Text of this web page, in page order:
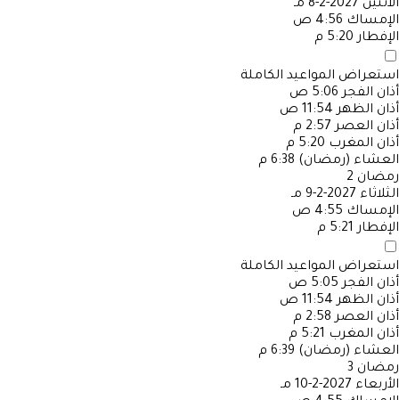
الاثنين 2027-2-8 مـ
الإمساك 4:56 ص
الإفطار 5:20 م
استعراض المواعيد الكاملة
أذان الفجر 5:06 ص
أذان الظهر 11:54 ص
أذان العصر 2:57 م
أذان المغرب 5:20 م
العشاء (رمضان) 6:38 م
رمضان 2
الثلاثاء 2027-2-9 مـ
الإمساك 4:55 ص
الإفطار 5:21 م
استعراض المواعيد الكاملة
أذان الفجر 5:05 ص
أذان الظهر 11:54 ص
أذان العصر 2:58 م
أذان المغرب 5:21 م
العشاء (رمضان) 6:39 م
رمضان 3
الأربعاء 2027-2-10 مـ